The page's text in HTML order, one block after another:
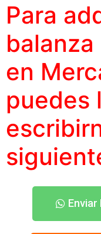
Para
en
puedes
Enviar